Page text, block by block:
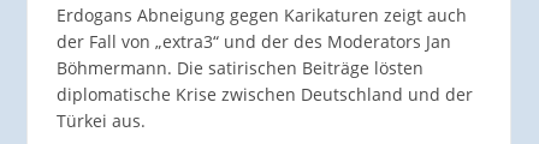
Erdogans Abneigung gegen Karikaturen zeigt auch
der Fall von „extra3“ und der des Moderators Jan
Böhmermann. Die satirischen Beiträge lösten
diplomatische Krise zwischen Deutschland und der
Türkei aus.